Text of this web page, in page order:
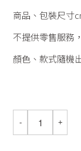
商品、包裝尺寸
不提供零售服務
顏色、款式隨機